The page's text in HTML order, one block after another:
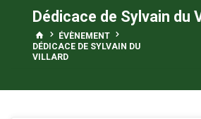
Dédicace de Sylvain du
HOMEÉVÈNEMENT
DÉDICACE DE SYLVAIN DU
VILLARD